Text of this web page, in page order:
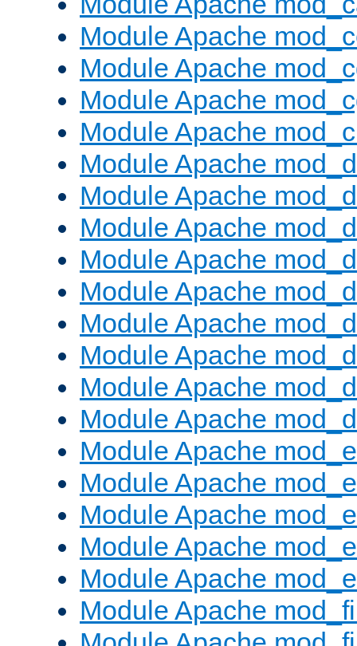
Module Apache
Module Apache
Module Apache
Module Apache
Module Apache
Module Apache
Module Apache
Module Apache
Module Apache
Module Apache
Module Apache
Module Apache
Module Apache
Module Apache
Module Apache
Module Apache
Module Apache
Module Apache
Module Apache